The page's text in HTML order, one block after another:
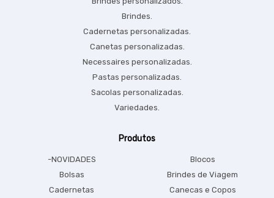
Brindes.
Cadernetas personalizadas.
Canetas personalizadas.
Necessaires personalizadas.
Pastas personalizadas.
Sacolas personalizadas.
Variedades.
Produtos
-NOVIDADES
Blocos
Bolsas
Brindes de Viagem
Cadernetas
Canecas e Copos